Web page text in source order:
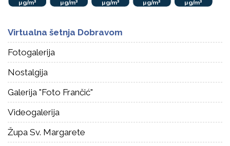
Virtualna šetnja Dobravom
Fotogalerija
Nostalgija
Galerija "Foto Frančić"
Videogalerija
Župa Sv. Margarete